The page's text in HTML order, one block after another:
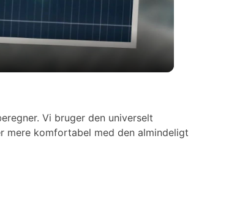
Vi bruger den universelt
mere komfortabel med den almindeligt